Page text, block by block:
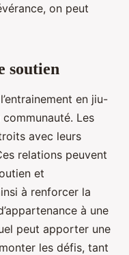
on peut
soutien
en jiu-
Les
avec leurs
relations peuvent
et
à renforcer la
à une
peut apporter une
les défis, tant